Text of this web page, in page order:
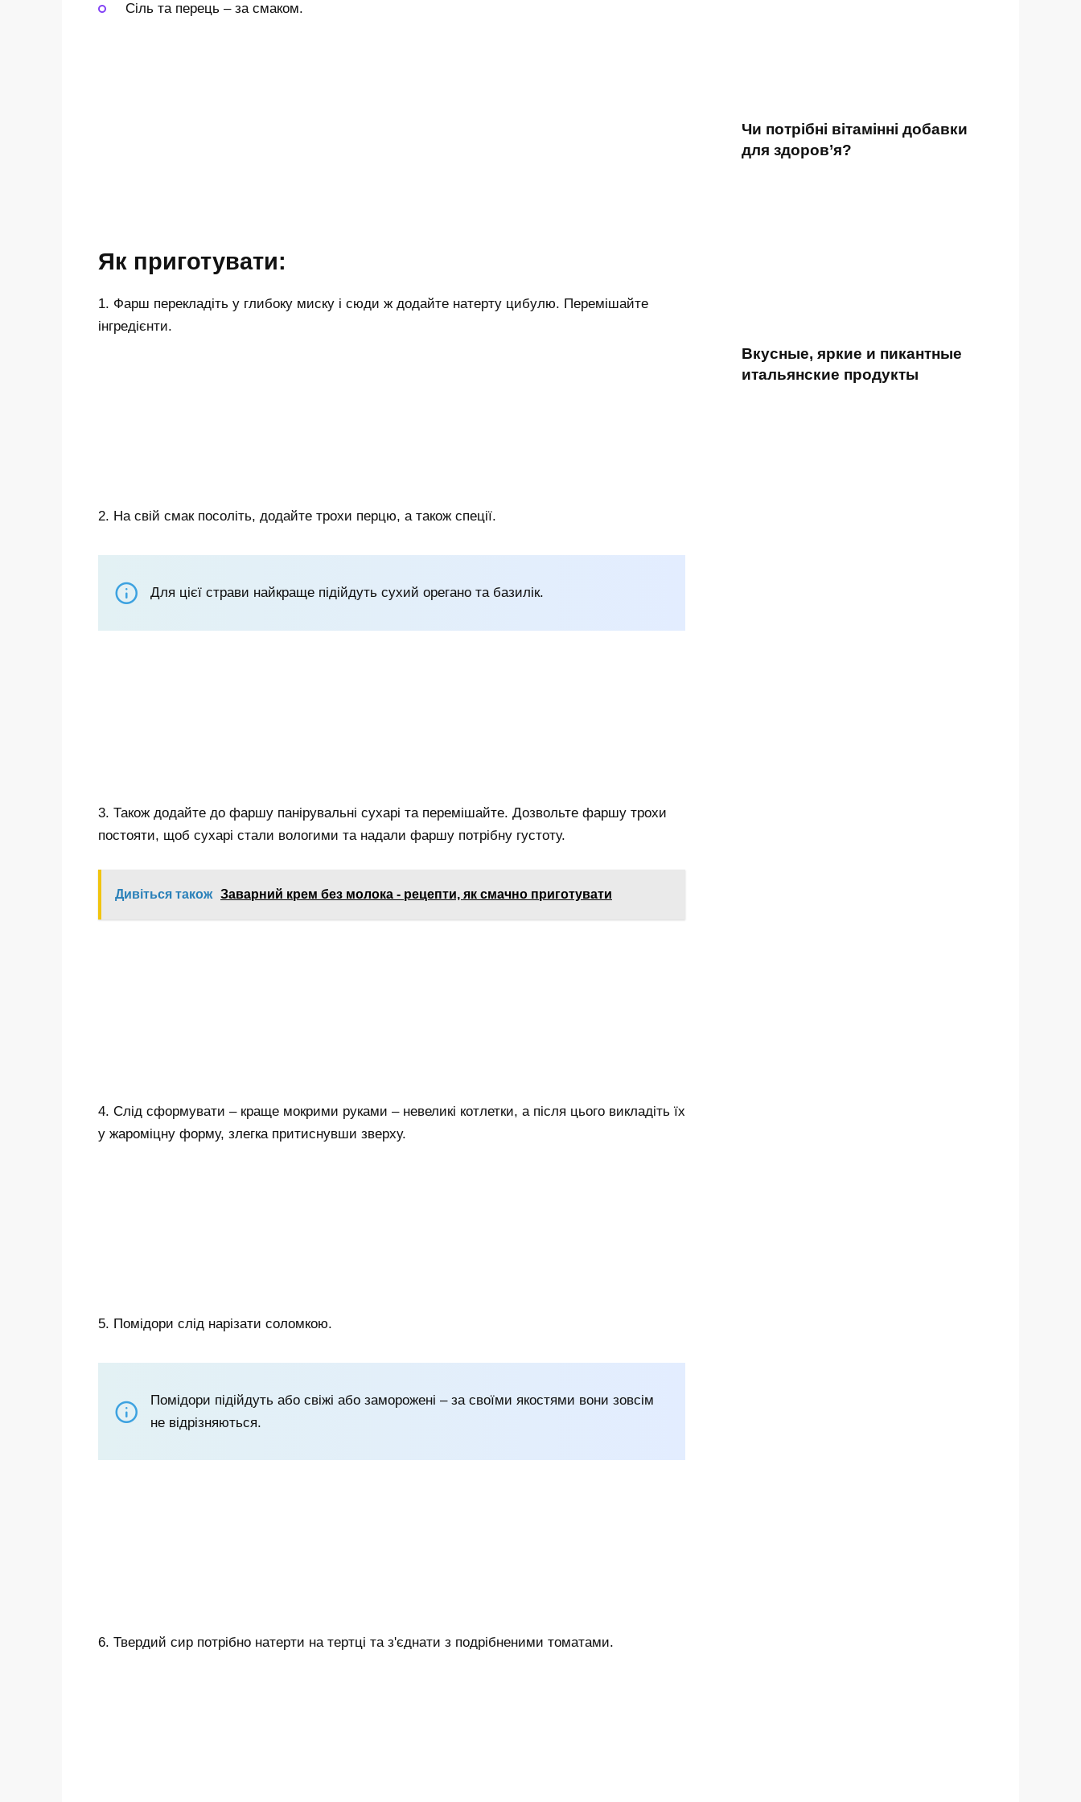
Сіль та перець – за смаком.
Як приготувати:
1. Фарш перекладіть у глибоку миску і сюди ж додайте натерту цибулю. Перемішайте
інгредієнти.
2. На свій смак посоліть, додайте трохи перцю, а також спеції.
Для цієї страви найкраще підійдуть сухий орегано та базилік.
3. Також додайте до фаршу панірувальні сухарі та перемішайте. Дозвольте фаршу трохи
постояти, щоб сухарі стали вологими та надали фаршу потрібну густоту.
Дивіться також Заварний крем без молока - рецепти, як смачно приготувати
4. Слід сформувати – краще мокрими руками – невеликі котлетки, а після цього викладіть їх
у жароміцну форму, злегка притиснувши зверху.
5. Помідори слід нарізати соломкою.
Помідори підійдуть або свіжі або заморожені – за своїми якостями вони зовсім
не відрізняються.
6. Твердий сир потрібно натерти на тертці та з'єднати з подрібненими томатами.
Чи потрібні вітамінні добавки
для здоров’я?
Вкусные, яркие и пикантные
итальянские продукты